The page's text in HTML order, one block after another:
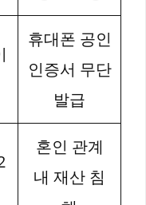
휴대폰 공인
인증서 무단
발급
혼인 관계
내 재산 침